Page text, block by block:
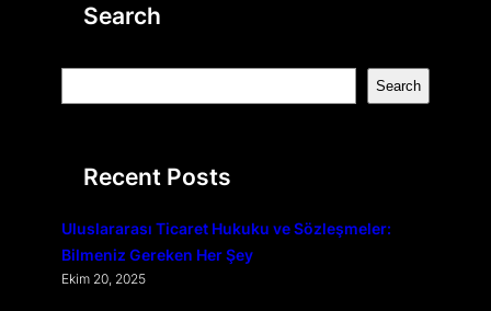
Search
e
Search
Recent Posts
Uluslararası Ticaret Hukuku ve Sözleşmeler:
Bilmeniz Gereken Her Şey
Ekim 20, 2025